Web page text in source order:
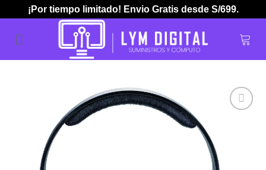
to
content
¡Por tiempo limitado! Envio Gratis desde S/699.